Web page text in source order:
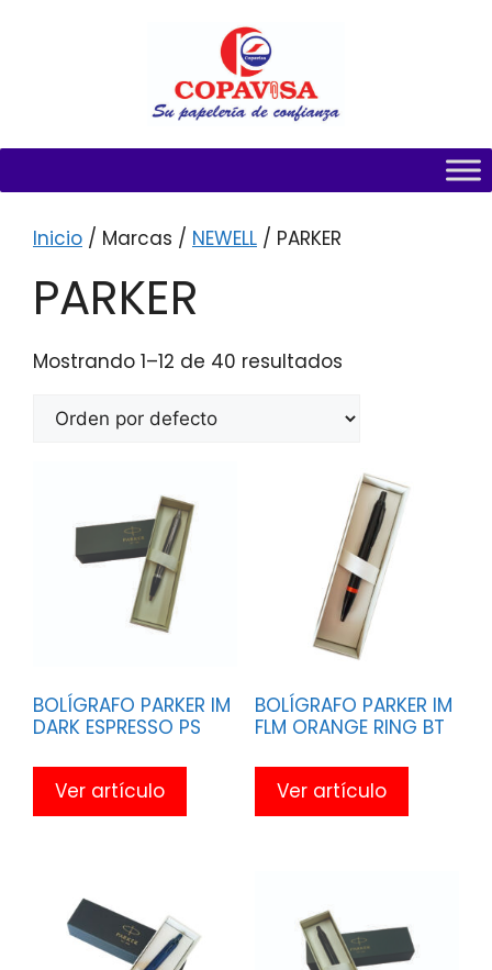
Inicio / Marcas / NEWELL / PARKER
PARKER
Mostrando 1–12 de 40 resultados
BOLÍGRAFO PARKER IM
DARK ESPRESSO PS
Ver artículo
BOLÍGRAFO PARKER IM
FLM ORANGE RING BT
Ver artículo